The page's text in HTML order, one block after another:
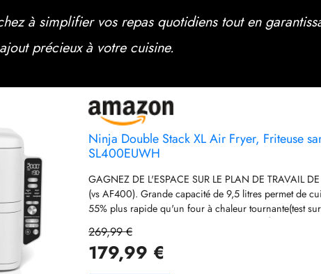
à simplifier vos repas quotidiens tout en
précieux à votre cuisine.
Ninja Double Stack XL Air Fryer, Friteuse
SL400EUWH
GAGNEZ DE L'ESPACE SUR LE PLAN DE TRAVAIL
(vs AF400). Grande capacité de 9,5 litres permet de
55% plus rapide qu'un four à chaleur tournante(test
grilles pour offrir 4 niveaux et cuisiner le double
assurent une cuisson uniforme et croustillante de la
269,99 €
179,99 €